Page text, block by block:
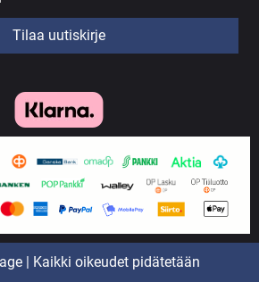
Tilaa uutiskirje
| Kaikki oikeudet pidätetään